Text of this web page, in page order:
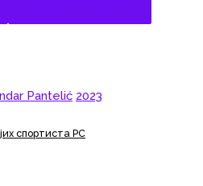
Pantelić 2023
спортиста РС